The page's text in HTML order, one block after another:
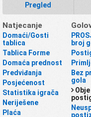
Pregled
Natjecanje
Domaći/Gosti
tablica
Tablica Forme
Domaća prednost
Predviđanja
Posjećenost
Statistika igrača
Neriješene
Plaća
broj
Bez
gola